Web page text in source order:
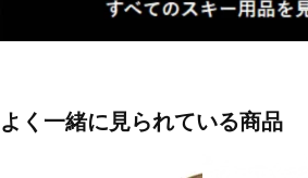
【耐候性】
ダークブラウン×ブラック(AO / DEEP BLACK)
よく一緒に見られている商品